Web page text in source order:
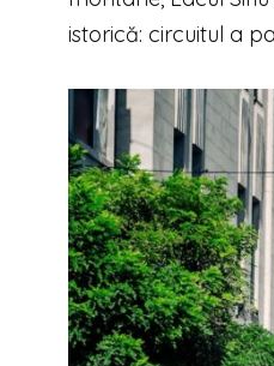
istorică: circuitul a